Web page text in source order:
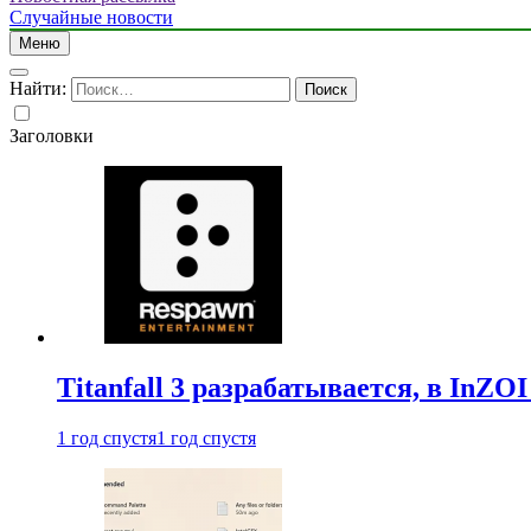
Случайные новости
Меню
Найти:
Заголовки
Titanfall 3 разрабатывается, в
1 год спустя1 год спустя